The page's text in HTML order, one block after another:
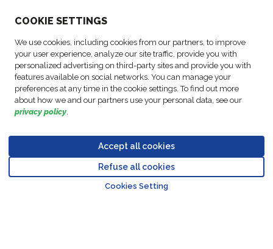
COOKIE SETTINGS
We use cookies, including cookies from our partners, to improve
your user experience, analyze our site traffic, provide you with
personalized advertising on third-party sites and provide you with
features available on social networks. You can manage your
preferences at any time in the cookie settings. To find out more
about how we and our partners use your personal data, see our
privacy policy.
Accept all cookies
Refuse all cookies
Cookies Setting
ACTIVITĂȚI
URMAȚI-NE
Logistic, 2026 cookie legale protecția datelor conduită